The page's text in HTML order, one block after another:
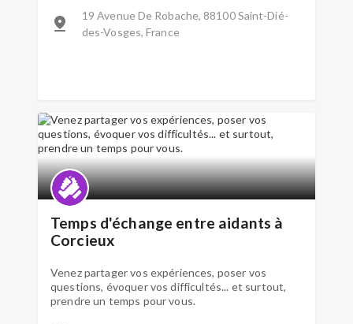
19 Avenue De Robache, 88100 Saint-Dié-
des-Vosges, France
Temps d'échange entre aidants à
Corcieux
Venez partager vos expériences, poser vos
questions, évoquer vos difficultés... et surtout,
prendre un temps pour vous.